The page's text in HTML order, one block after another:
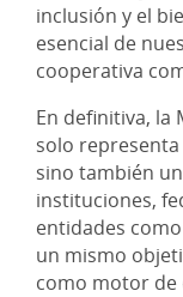
inclusión y el
esencial de
cooperativa
En definitiva, la
solo
sino también
instituciones,
entidades
un mismo
como motor de